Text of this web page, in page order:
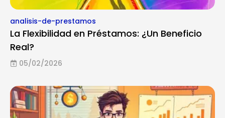
analisis-de-prestamos
La Flexibilidad en Préstamos: ¿Un Beneficio
Real?
05/02/2026